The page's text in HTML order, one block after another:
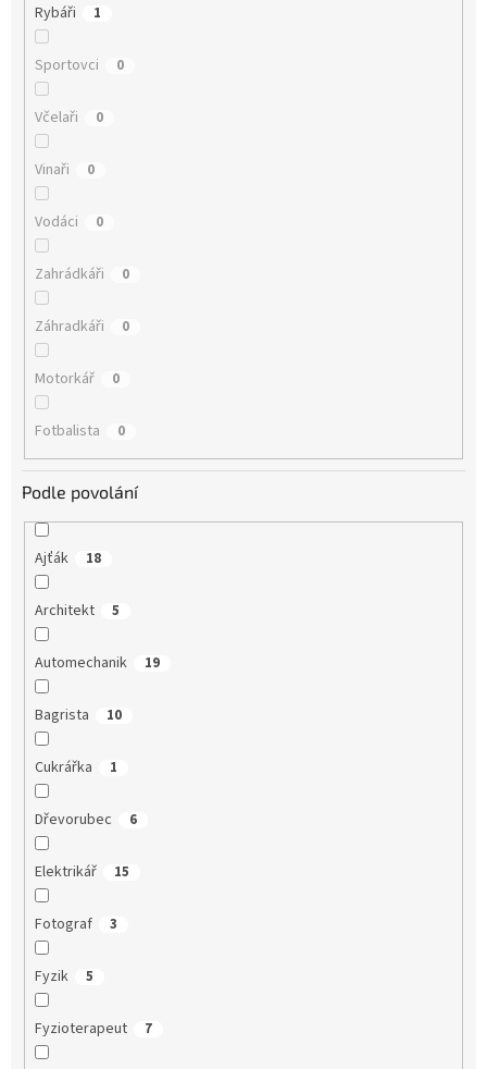
Rybáři 1
Sportovci 0
Včelaři 0
Vinaři 0
Vodáci 0
Zahrádkáři 0
Záhradkáři 0
Motorkář 0
Fotbalista 0
Podle povolání
Ajťák 18
Architekt 5
Automechanik 19
Bagrista 10
Cukrářka 1
Dřevorubec 6
Elektrikář 15
Fotograf 3
Fyzik 5
Fyzioterapeut 7